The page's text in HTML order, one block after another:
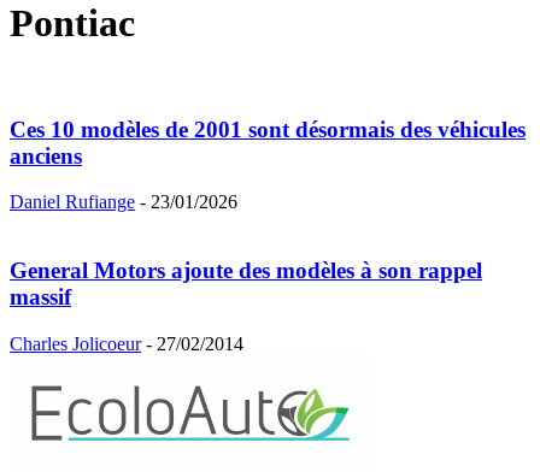
Pontiac
Ces 10 modèles de 2001 sont désormais des véhicules
anciens
Daniel Rufiange - 23/01/2026
General Motors ajoute des modèles à son rappel
massif
Charles Jolicoeur - 27/02/2014